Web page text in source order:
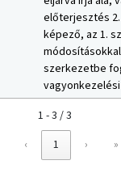
előterjesztés
képező, az 1.
szerkezetbe
1 - 3 / 3
‹ 1 › »